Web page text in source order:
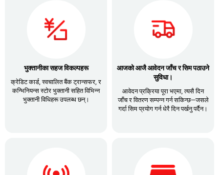
भुक्तानीका सहज विकल्पहरू
क्रेडिट कार्ड, स्वचालित बैंक ट्रान्सफर, र
कन्भिनियन्स स्टोर भुक्तानी सहित विभिन्न
भुक्तानी विधिहरू उपलब्ध छन्।
आजको आजै आवेदन जाँच र सिम पठाउने
सुविधा।
आवेदन प्रक्रिया पूरा भएमा, त्यसै दिन
जाँच र वितरण सम्पन्न गर्न सकिन्छ—जसले
गर्दा सिम प्रयोग गर्न धेरै दिन पर्खनु पर्दैन।